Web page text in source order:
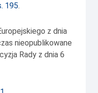
195.
z dnia
nieopublikowane
Rady z dnia 6